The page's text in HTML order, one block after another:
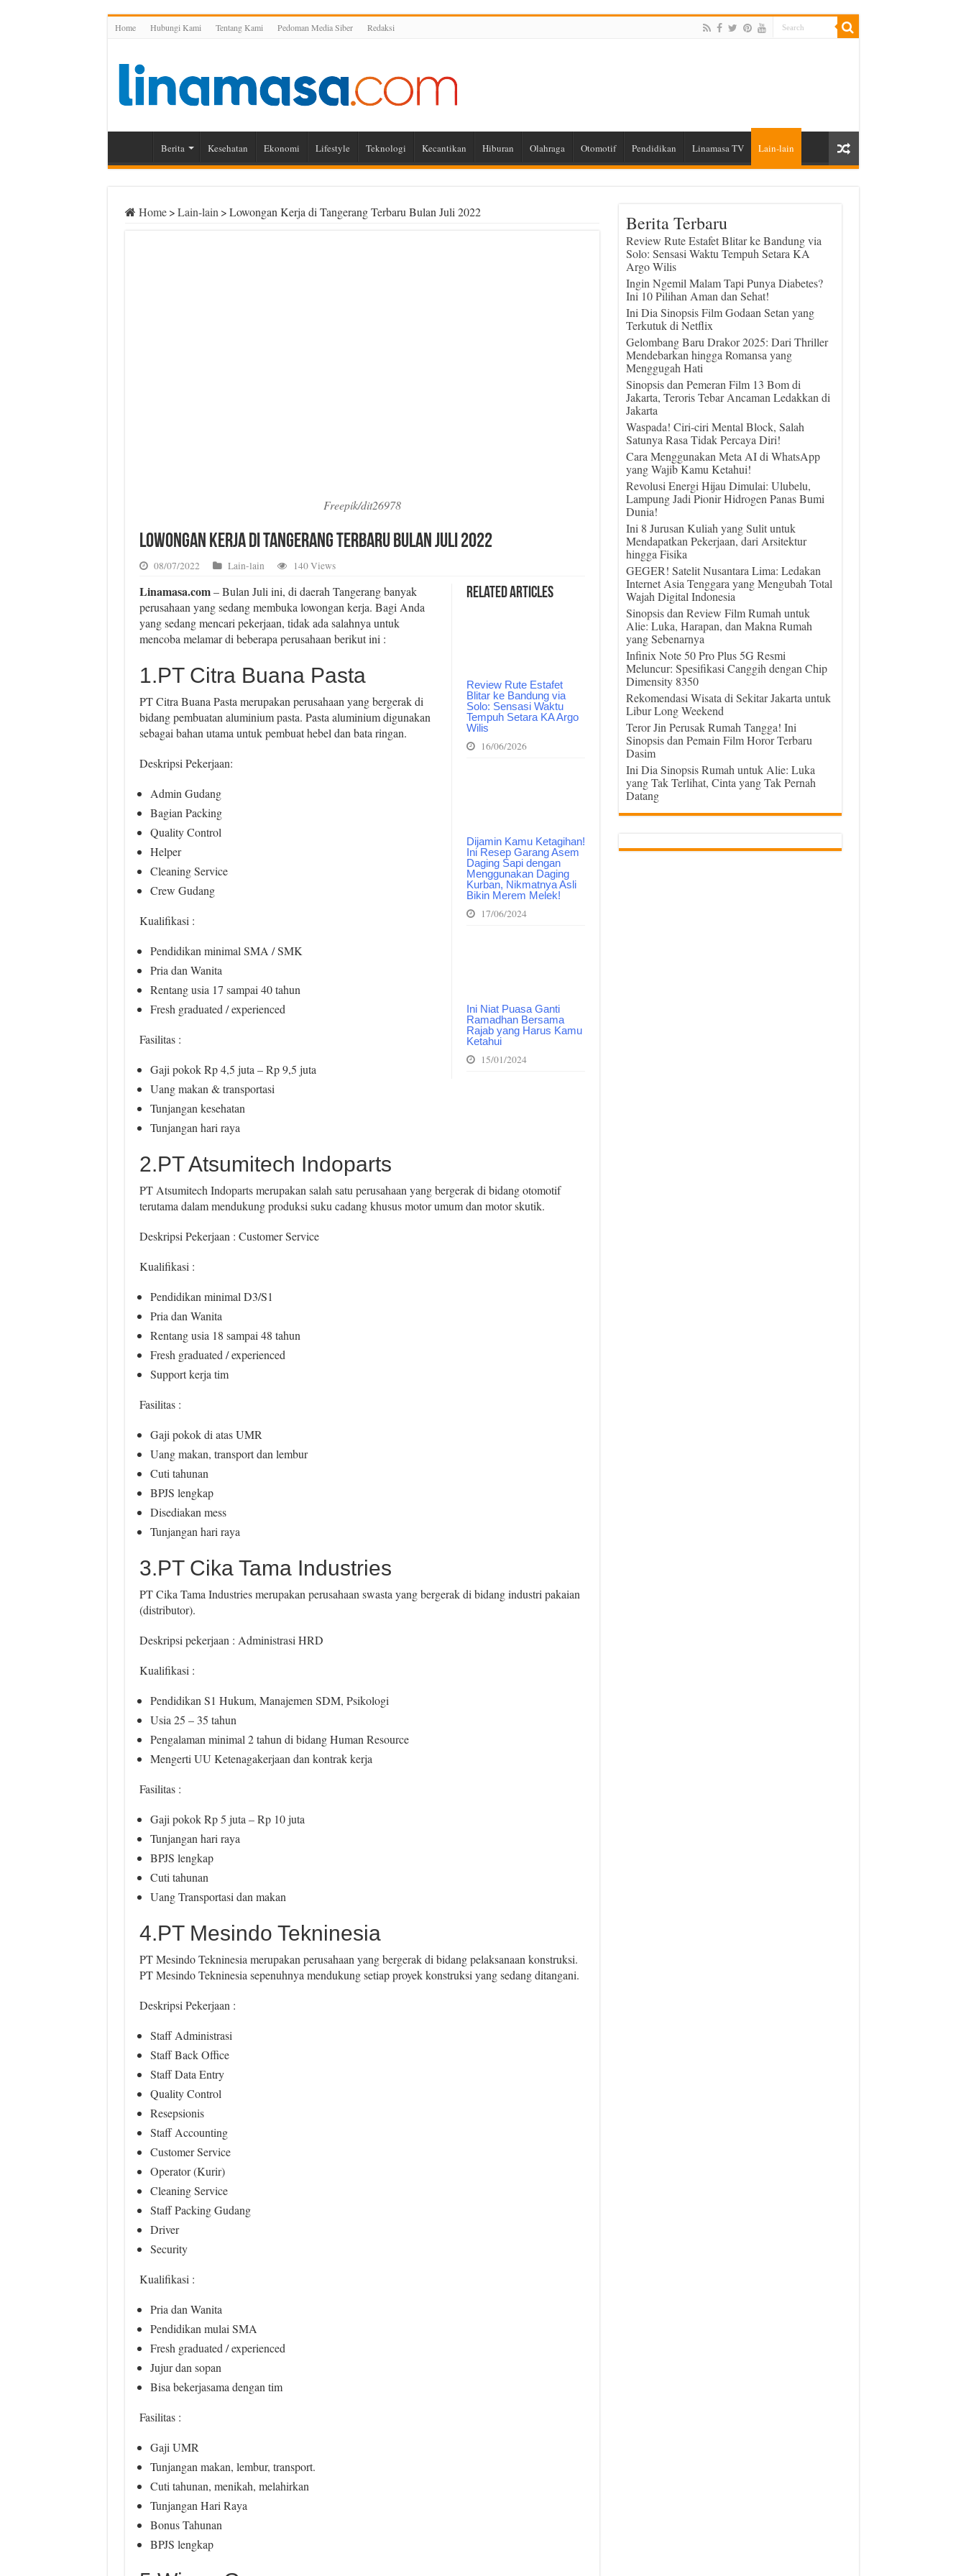
Home Hubungi Kami Tentang Kami Pedoman Media Siber Redaksi
Berita Kesehatan Ekonomi Lifestyle Teknologi Kecantikan Hiburan Olahraga Otomotif Pendidikan Linamasa TV Lain-lain
Home >Lain-lain >Lowongan Kerja di Tangerang Terbaru Bulan Juli 2022
Freepik/dit26978
Lowongan Kerja di Tangerang Terbaru Bulan Juli 2022
08/07/2022 Lain-lain 140 Views
Related Articles
Review Rute Estafet
Blitar ke Bandung via
Solo: Sensasi Waktu
Tempuh Setara KA Argo
Wilis
16/06/2026
Dijamin Kamu Ketagihan!
Ini Resep Garang Asem
Daging Sapi dengan
Menggunakan Daging
Kurban, Nikmatnya Asli
Bikin Merem Melek!
17/06/2024
Ini Niat Puasa Ganti
Ramadhan Bersama
Rajab yang Harus Kamu
Ketahui
15/01/2024
Linamasa.com– Bulan Juli ini, di daerah Tangerang banyak
perusahaan yang sedang membuka lowongan kerja. Bagi Anda
yang sedang mencari pekerjaan, tidak ada salahnya untuk
mencoba melamar di beberapa perusahaan berikut ini :
1.PT Citra Buana Pasta
PT Citra Buana Pasta merupakan perusahaan yang bergerak di
bidang pembuatan aluminium pasta. Pasta aluminium digunakan
sebagai bahan utama untuk pembuat hebel dan bata ringan.
Deskripsi Pekerjaan:
Admin Gudang
Bagian Packing
Quality Control
Helper
Cleaning Service
Crew Gudang
Kualifikasi :
Pendidikan minimal SMA / SMK
Pria dan Wanita
Rentang usia 17 sampai 40 tahun
Fresh graduated / experienced
Fasilitas :
Gaji pokok Rp 4,5 juta – Rp 9,5 juta
Uang makan & transportasi
Tunjangan kesehatan
Tunjangan hari raya
2.PT Atsumitech Indoparts
PT Atsumitech Indoparts merupakan salah satu perusahaan yang bergerak di bidang otomotif
terutama dalam mendukung produksi suku cadang khusus motor umum dan motor skutik.
Deskripsi Pekerjaan : Customer Service
Kualifikasi :
Pendidikan minimal D3/S1
Pria dan Wanita
Rentang usia 18 sampai 48 tahun
Fresh graduated / experienced
Support kerja tim
Fasilitas :
Gaji pokok di atas UMR
Uang makan, transport dan lembur
Cuti tahunan
BPJS lengkap
Disediakan mess
Tunjangan hari raya
3.PT Cika Tama Industries
PT Cika Tama Industries merupakan perusahaan swasta yang bergerak di bidang industri pakaian
(distributor).
Deskripsi pekerjaan : Administrasi HRD
Kualifikasi :
Pendidikan S1 Hukum, Manajemen SDM, Psikologi
Usia 25 – 35 tahun
Pengalaman minimal 2 tahun di bidang Human Resource
Mengerti UU Ketenagakerjaan dan kontrak kerja
Fasilitas :
Gaji pokok Rp 5 juta – Rp 10 juta
Tunjangan hari raya
BPJS lengkap
Cuti tahunan
Uang Transportasi dan makan
4.PT Mesindo Tekninesia
PT Mesindo Tekninesia merupakan perusahaan yang bergerak di bidang pelaksanaan konstruksi.
PT Mesindo Tekninesia sepenuhnya mendukung setiap proyek konstruksi yang sedang ditangani.
Deskripsi Pekerjaan :
Staff Administrasi
Staff Back Office
Staff Data Entry
Quality Control
Resepsionis
Staff Accounting
Customer Service
Operator (Kurir)
Cleaning Service
Staff Packing Gudang
Driver
Security
Kualifikasi :
Pria dan Wanita
Pendidikan mulai SMA
Fresh graduated / experienced
Jujur dan sopan
Bisa bekerjasama dengan tim
Fasilitas :
Gaji UMR
Tunjangan makan, lembur, transport.
Cuti tahunan, menikah, melahirkan
Tunjangan Hari Raya
Bonus Tahunan
BPJS lengkap
Berita Terbaru
Review Rute Estafet Blitar ke Bandung via
Solo: Sensasi Waktu Tempuh Setara KA
Argo Wilis
Ingin Ngemil Malam Tapi Punya Diabetes?
Ini 10 Pilihan Aman dan Sehat!
Ini Dia Sinopsis Film Godaan Setan yang
Terkutuk di Netflix
Gelombang Baru Drakor 2025: Dari Thriller
Mendebarkan hingga Romansa yang
Menggugah Hati
Sinopsis dan Pemeran Film 13 Bom di
Jakarta, Teroris Tebar Ancaman Ledakkan di
Jakarta
Waspada! Ciri-ciri Mental Block, Salah
Satunya Rasa Tidak Percaya Diri!
Cara Menggunakan Meta AI di WhatsApp
yang Wajib Kamu Ketahui!
Revolusi Energi Hijau Dimulai: Ulubelu,
Lampung Jadi Pionir Hidrogen Panas Bumi
Dunia!
Ini 8 Jurusan Kuliah yang Sulit untuk
Mendapatkan Pekerjaan, dari Arsitektur
hingga Fisika
GEGER! Satelit Nusantara Lima: Ledakan
Internet Asia Tenggara yang Mengubah Total
Wajah Digital Indonesia
Sinopsis dan Review Film Rumah untuk
Alie: Luka, Harapan, dan Makna Rumah
yang Sebenarnya
Infinix Note 50 Pro Plus 5G Resmi
Meluncur: Spesifikasi Canggih dengan Chip
Dimensity 8350
Rekomendasi Wisata di Sekitar Jakarta untuk
Libur Long Weekend
Teror Jin Perusak Rumah Tangga! Ini
Sinopsis dan Pemain Film Horor Terbaru
Dasim
Ini Dia Sinopsis Rumah untuk Alie: Luka
yang Tak Terlihat, Cinta yang Tak Pernah
Datang